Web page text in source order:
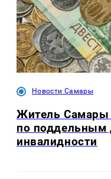
Новости Самары
Житель Самары
по поддельным
инвалидности